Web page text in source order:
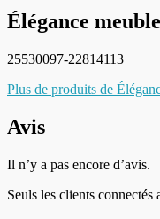
Élégance
25530097-22814113
Plus de produits de
Avis
Il n’y a pas encore d’avis.
Seuls les clients